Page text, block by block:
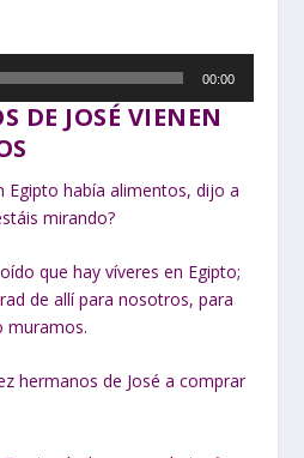
00:00
DE JOSÉ VIENEN
Egipto había alimentos, dijo a
mirando?
que hay víveres en Egipto;
de allí para nosotros, para
muramos.
hermanos de José a comprar